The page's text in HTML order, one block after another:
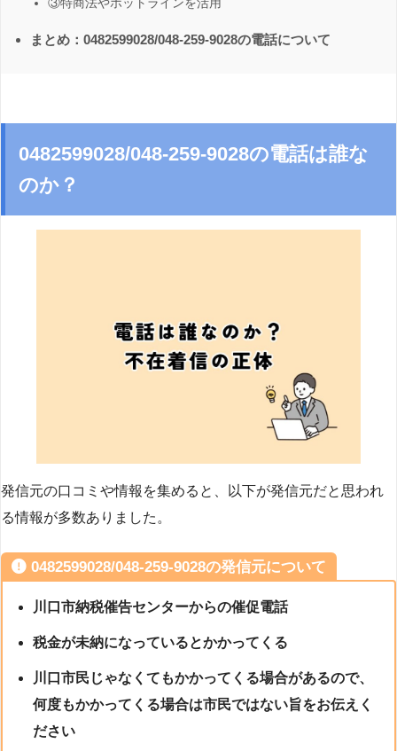
③特商法やホットラインを活用
まとめ：0482599028/048-259-9028の電話について
0482599028/048-259-9028の電話は誰な
のか？
発信元の口コミや情報を集めると、以下が発信元だと思われ
る情報が多数ありました。
0482599028/048-259-9028の発信元について
川口市納税催告センターからの催促電話
税金が未納になっているとかかってくる
川口市民じゃなくてもかかってくる場合があるので、
何度もかかってくる場合は市民ではない旨をお伝えく
ださい